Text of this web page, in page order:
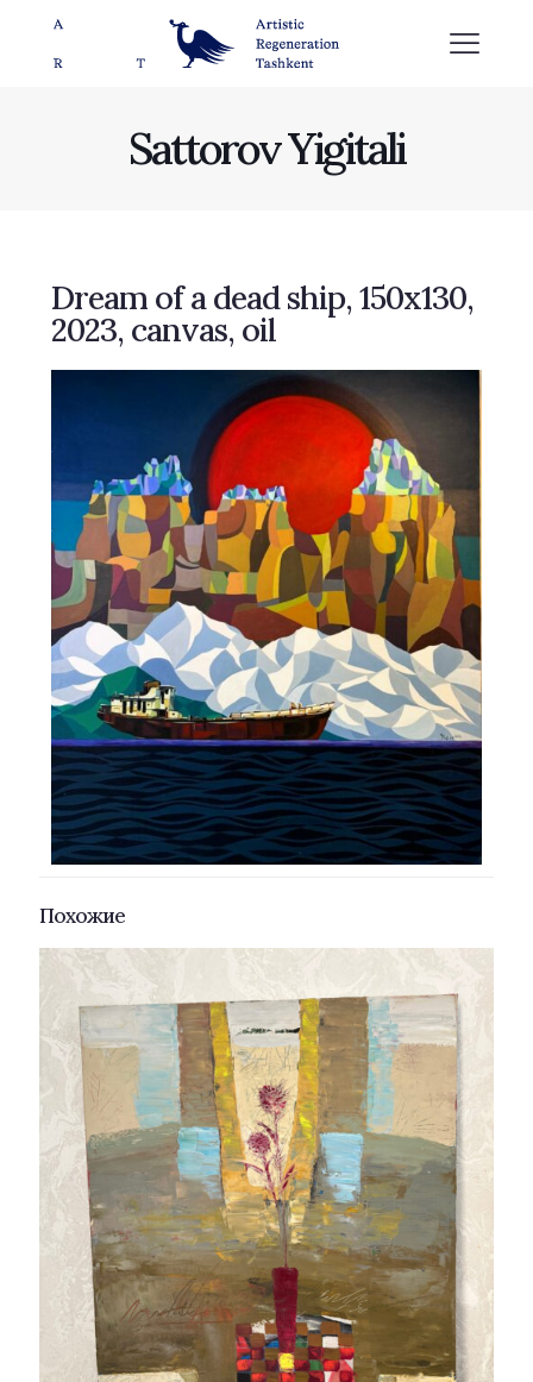
Sattorov Yigitali
Dream of a dead ship, 150х130,
2023, canvas, oil
Похожие